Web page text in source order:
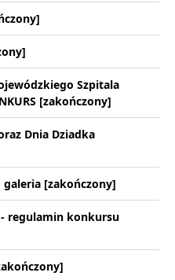
Szpitala
[zakończony]
Dnia Dziadka
galeria [zakończony]
- regulamin konkursu